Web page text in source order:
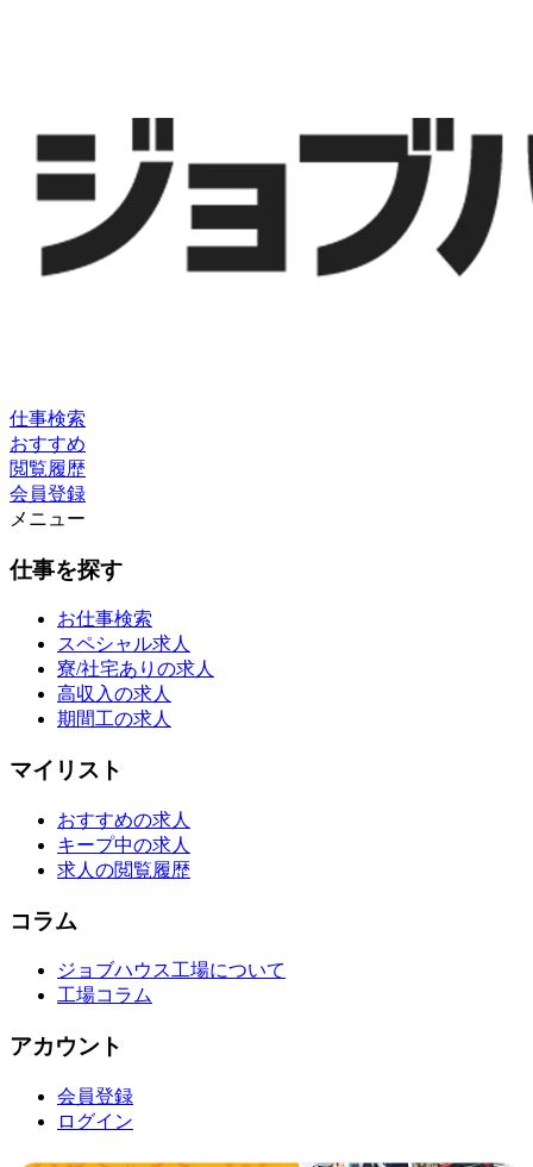
仕事検索
おすすめ
閲覧履歴
会員登録
メニュー
仕事を探す
お仕事検索
スペシャル求人
寮/社宅ありの求人
高収入の求人
期間工の求人
マイリスト
おすすめの求人
キープ中の求人
求人の閲覧履歴
コラム
ジョブハウス工場について
工場コラム
アカウント
会員登録
ログイン